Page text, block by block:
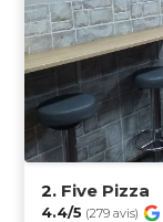
2. Five Pizza
4.4/5 (279 avis)